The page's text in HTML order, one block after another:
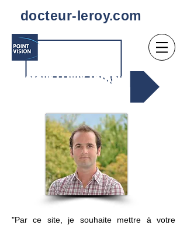
docteur-leroy.com
. Docteur LEROY Thibaut
"Par ce site, je souhaite mettre à votre